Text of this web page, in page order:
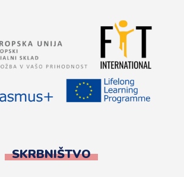
SKRBNIŠTVO